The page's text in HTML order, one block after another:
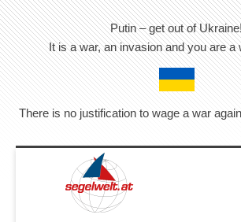
Putin – get out of
It is a war, an invasion and you are a
There is no justification to wage a war